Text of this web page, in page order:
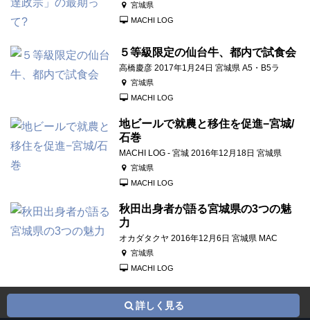
詳しく見る
宮城県
MACHI LOG
５等級限定の仙台牛、都内で試食会
高橋慶彦 2017年1月24日 宮城県 A5・B5ラ
宮城県
MACHI LOG
地ビールで就農と移住を促進−宮城/
石巻
MACHI LOG - 宮城 2016年12月18日 宮城県
宮城県
MACHI LOG
秋田出身者が語る宮城県の3つの魅
力
オカダタクヤ 2016年12月6日 宮城県 MAC
宮城県
MACHI LOG